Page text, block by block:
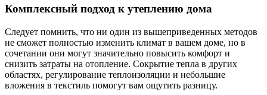
Комплексный подход к утеплению дома
Следует помнить, что ни один из вышеприведенных методов
не сможет полностью изменить климат в вашем доме, но в
сочетании они могут значительно повысить комфорт и
снизить затраты на отопление. Сокрытие тепла в других
областях, регулирование теплоизоляции и небольшие
вложения в текстиль помогут вам ощутить разницу.